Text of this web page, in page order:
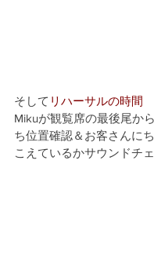
そして リハーサルの時間
Mikuが観覧席の最後尾か
ち位置確認＆お客さんに
こえているかサウンドチ